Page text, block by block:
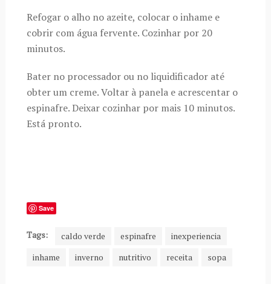
Refogar o alho no azeite, colocar o inhame e
cobrir com água fervente. Cozinhar por 20
minutos.
Bater no processador ou no liquidificador até
obter um creme. Voltar à panela e acrescentar o
espinafre. Deixar cozinhar por mais 10 minutos.
Está pronto.
Save
Tags: caldo verde espinafre
inexperiencia
inhame
inverno nutritivo receita sopa